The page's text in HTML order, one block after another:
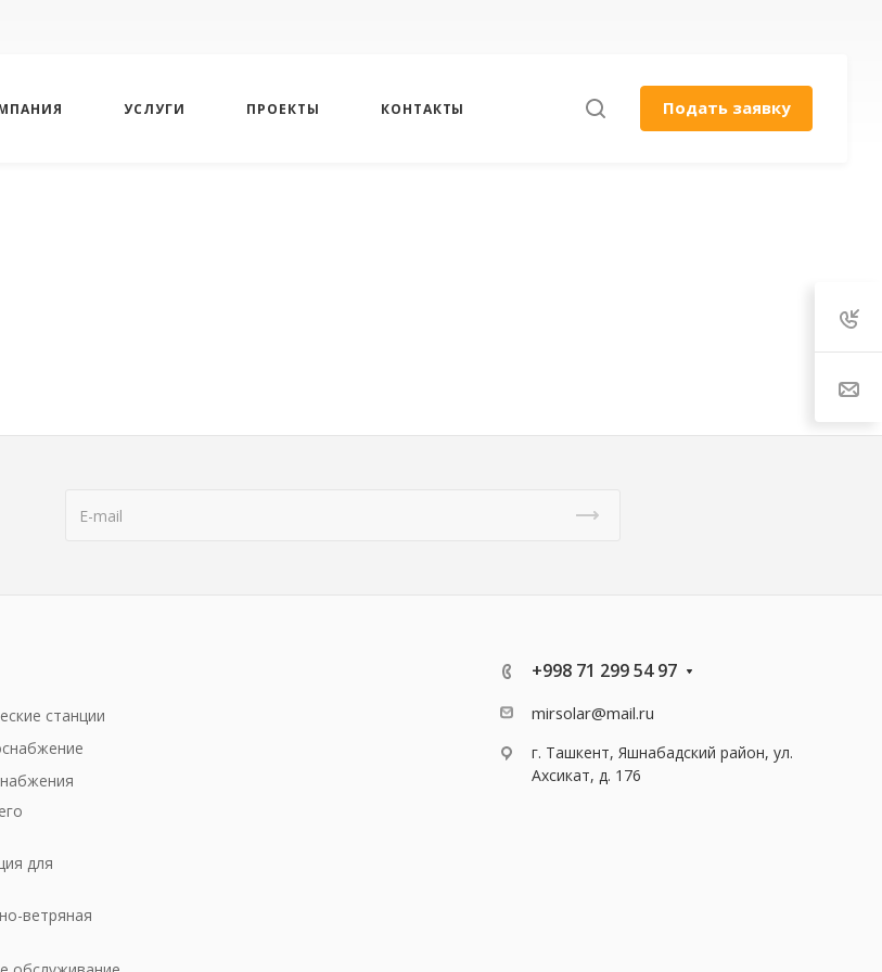
УСЛУГИ ПРОЕКТЫ КОНТАКТЫ Подать заявку
станции
для
ветряная
+998 71 299 54 97
mirsolar@mail.ru
г. Ташкент, Яшнабадский район, ул.
Ахсикат, д. 176